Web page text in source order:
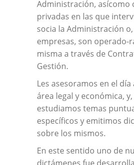
Administración, asícomo
privadas en las que
socia la Administración
empresas, son operado-
misma a través de
Gestión.
Les asesoramos en el día
área legal y económica,
estudiamos temas
específicos y emitimos
sobre los mismos.
En este sentido uno de